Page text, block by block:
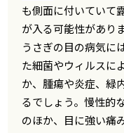
も側面に付いていて
が入る可能性がありま
うさぎの目の病気に
た細菌やウィルスに
か、腫瘍や炎症、緑
るでしょう。慢性的
のほか、目に強い痛